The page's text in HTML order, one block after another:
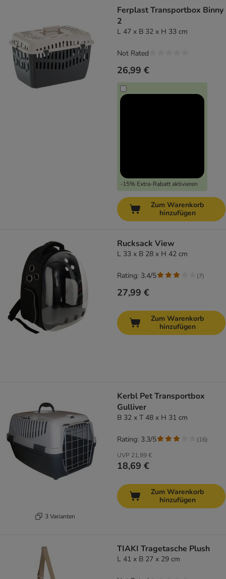
Ferplast Transportbox Binny
2
L 47 x B 32 x H 33 cm
26,99 €
-15% Extra-Rabatt aktivieren
Not Rated
Zum Warenkorb
hinzufügen
Rucksack View
L 33 x B 28 x H 42 cm
27,99 €
Rating: 3.4/5 (7)
Zum Warenkorb
hinzufügen
3 Varianten
Kerbl Pet Transportbox
Gulliver
B 32 x T 48 x H 31 cm
UVP 21,99 €
18,69 €
Rating: 3.3/5 (16)
Zum Warenkorb
hinzufügen
TIAKI Tragetasche Plush
L 41 x B 27 x 29 cm